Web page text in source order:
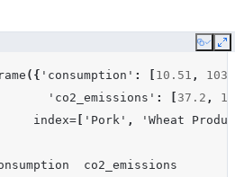
Copy
({ 'consumption' : 10.51 ,
'co2_emissions' : 37.2 ,
index= 'Pork' ,
'Wheat
co2_emissions